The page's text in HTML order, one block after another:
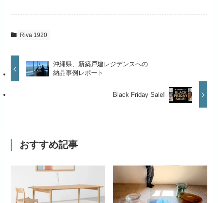
Riva 1920
沖縄県、新築戸建レジデンスへの
納品事例レポート
Black Friday Sale!
おすすめ記事